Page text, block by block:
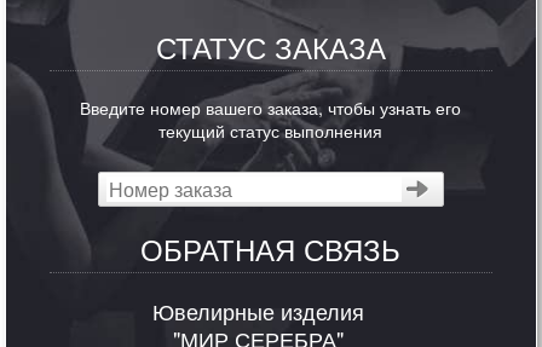
СТАТУС ЗАКАЗА
Введите номер вашего заказа, чтобы узнать его
текущий статус выполнения
ОБРАТНАЯ СВЯЗЬ
Ювелирные изделия
"МИР СЕРЕБРА"